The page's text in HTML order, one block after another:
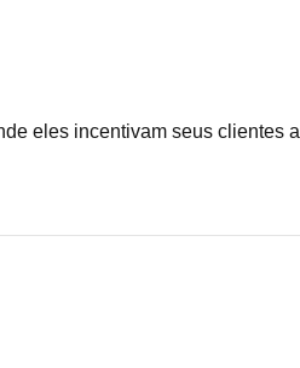
eles incentivam seus clientes a